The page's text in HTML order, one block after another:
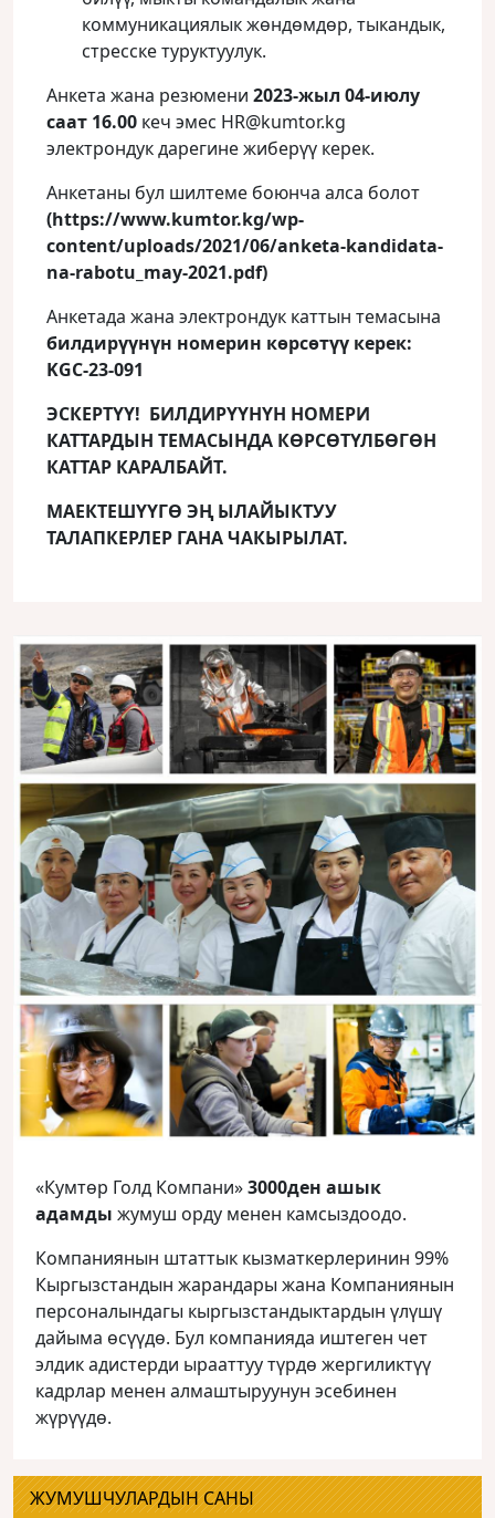
коммуникациялык жөндөмдөр, тыкандык,
стресске туруктуулук.
Анкета жана резюмени 2023-жыл 04-июлу
саат 16.00 кеч эмес HR@kumtor.kg
электрондук дарегине жиберүү керек.
Анкетаны бул шилтеме боюнча алса болот
(https://www.kumtor.kg/wp-
content/uploads/2021/06/anketa-kandidata-
na-rabotu_may-2021.pdf)
Анкетада жана электрондук каттын темасына
билдирүүнүн номерин көрсөтүү керек:
KGC-23-091
ЭСКЕРТҮҮ! БИЛДИРҮҮНҮН НОМЕРИ
КАТТАРДЫН ТЕМАСЫНДА КӨРСӨТҮЛБӨГӨН
КАТТАР КАРАЛБАЙТ.
МАЕКТЕШҮҮГӨ ЭҢ ЫЛАЙЫКТУУ
ТАЛАПКЕРЛЕР ГАНА ЧАКЫРЫЛАТ.
«Кумтөр Голд Компани»3000ден ашык
адамды жумуш орду менен камсыздоодо.
Компаниянын штаттык кызматкерлеринин 99%
Кыргызстандын жарандары жана Компаниянын
персоналындагы кыргызстандыктардын үлүшү
дайыма өсүүдө. Бул компанияда иштеген чет
элдик адистерди ырааттуу түрдө жергиликтүү
кадрлар менен алмаштыруунун эсебинен
жүрүүдө.
ЖУМУШЧУЛАРДЫН САНЫ